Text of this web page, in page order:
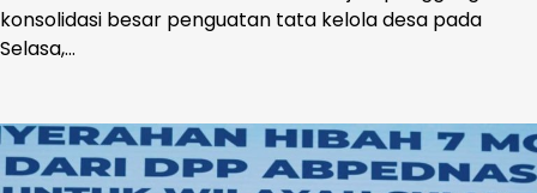
konsolidasi besar penguatan tata kelola desa pada
Selasa,…